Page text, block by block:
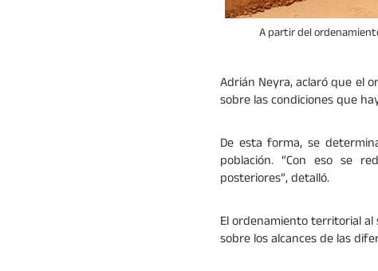
A partir del
Adrián Neyra, aclaró que el
sobre las condiciones que
De esta forma, se
población. “Con eso se
posteriores”, detalló.
El ordenamiento territorial
sobre los alcances de las